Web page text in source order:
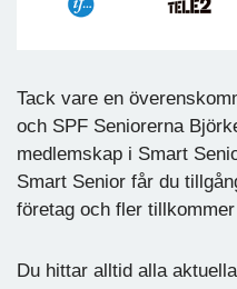
Tack vare en
och SPF Seniorerna
medlemskap i Smart
Smart Senior får du
företag och fler
Du hittar alltid alla